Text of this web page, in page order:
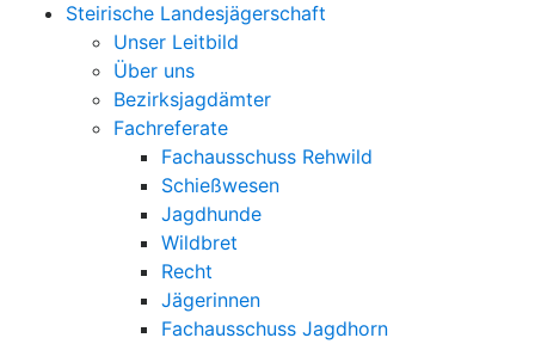
Steirische Landesjägerschaft
Unser Leitbild
Über uns
Bezirksjagdämter
Fachreferate
Fachausschuss Rehwild
Schießwesen
Jagdhunde
Wildbret
Recht
Jägerinnen
Fachausschuss Jagdhorn